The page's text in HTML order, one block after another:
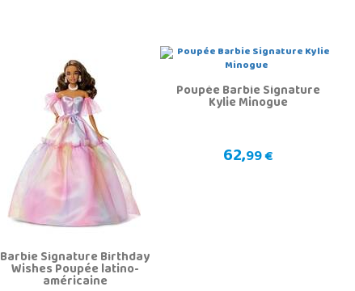
Barbie Signature Birthday
Wishes Poupée latino-
américaine
Poupée Barbie Signature
Kylie Minogue
62,99 €